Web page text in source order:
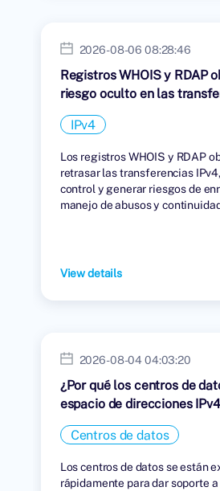
2026-08-06 08:28:46
Registros WHOIS y RDAP
riesgo oculto en las
IPv4
Los registros WHOIS y RDAP
retrasar las transferencias
control y generar riesgos de
manejo de abusos y
View details
2026-08-04 04:03:20
¿Por qué los centros de
espacio de direcciones
Centros de datos
Los centros de datos se están
rápidamente para dar soporte